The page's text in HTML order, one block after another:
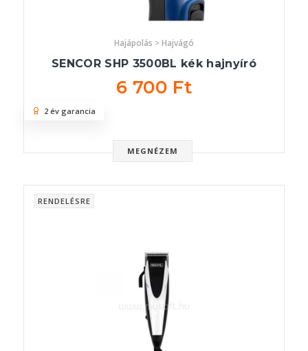
Hajápolás > Hajvágó
SENCOR SHP 3500BL kék hajnyíró
6 700 Ft
MEGNÉZEM
2 év garancia
RENDELÉSRE